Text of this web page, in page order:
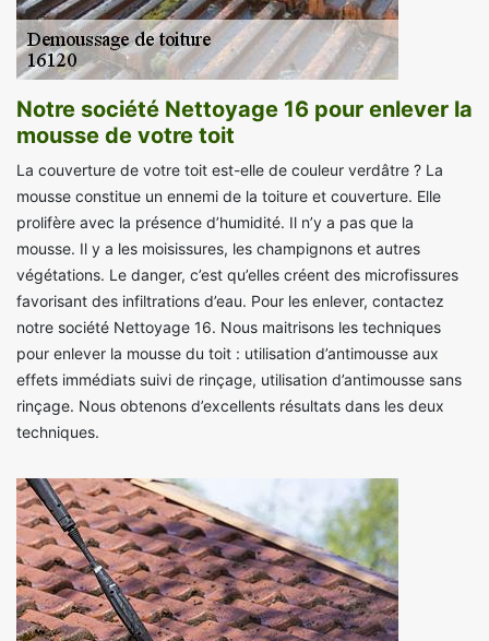
Notre société Nettoyage 16 pour enlever la
mousse de votre toit
La couverture de votre toit est-elle de couleur verdâtre ? La
mousse constitue un ennemi de la toiture et couverture. Elle
prolifère avec la présence d’humidité. Il n’y a pas que la
mousse. Il y a les moisissures, les champignons et autres
végétations. Le danger, c’est qu’elles créent des microfissures
favorisant des infiltrations d’eau. Pour les enlever, contactez
notre société Nettoyage 16. Nous maitrisons les techniques
pour enlever la mousse du toit : utilisation d’antimousse aux
effets immédiats suivi de rinçage, utilisation d’antimousse sans
rinçage. Nous obtenons d’excellents résultats dans les deux
techniques.